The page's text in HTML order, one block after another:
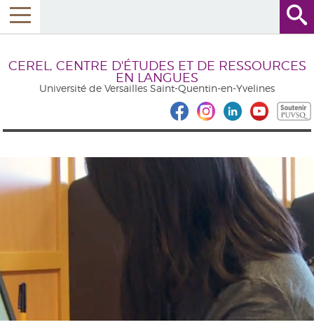
CEREL, CENTRE D'ÉTUDES ET DE RESSOURCES
EN LANGUES
Université de Versailles Saint-Quentin-en-Yvelines